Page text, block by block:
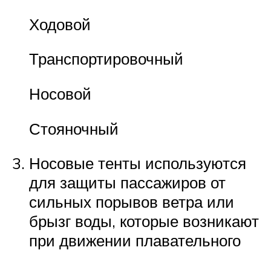
Ходовой
Транспортировочный
Носовой
Стояночный
Носовые тенты используются
для защиты пассажиров от
сильных порывов ветра или
брызг воды, которые возникают
при движении плавательного